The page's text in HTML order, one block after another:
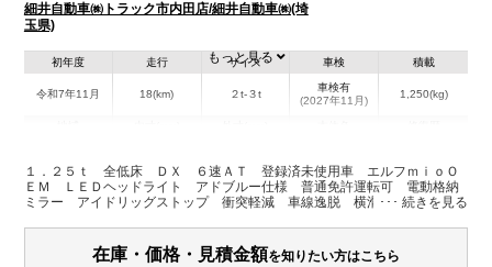
細井自動車㈱トラック市内田店/細井自動車㈱(埼
玉県)
初年度
令和7年11月
走行
18(km)
サイズ
２t-３t
車検
車検有
(2027年11月)
積載
1,250(kg)
埼玉県 -
W:1,690
H:1,960
無
パワステ パワーウィンドウ ABS エアバッグ
集中ドアロック
もっと見る
１．２５ｔ 全低床 ＤＸ ６速ＡＴ 登録済未使用車 エルフｍｉｏＯ
ＥＭ ＬＥＤヘッドライト アドブルー仕様 普通免許運転可 電動格納
ミラー アイドリッグストップ 衝突軽減 車線逸脱 横滑り防止
在庫・価格・見積金額を知りたい方はこちら